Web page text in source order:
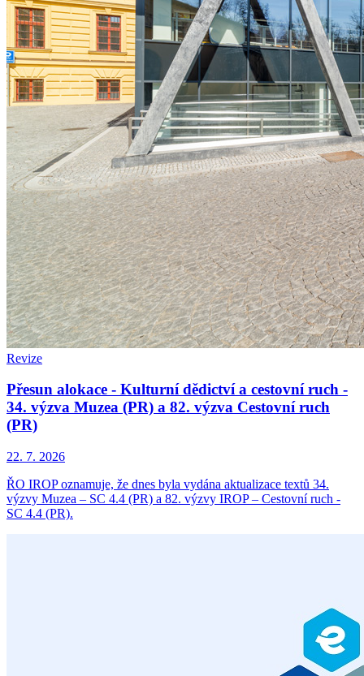
Revize
Přesun alokace - Kulturní dědictví a cestovní ruch -
34. výzva Muzea (PR) a 82. výzva Cestovní ruch
(PR)
22. 7. 2026
ŘO IROP oznamuje, že dnes byla vydána aktualizace textů 34.
výzvy Muzea – SC 4.4 (PR) a 82. výzvy IROP – Cestovní ruch -
SC 4.4 (PR).